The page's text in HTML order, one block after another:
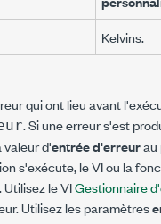
Kelvins.
qui ont lieu avant
. Si une erreur s'est
d'entrée d'erreurau
s'exécute, le VI ou la
. Utilisez le VIGestionnaire
Utilisez les paramètres